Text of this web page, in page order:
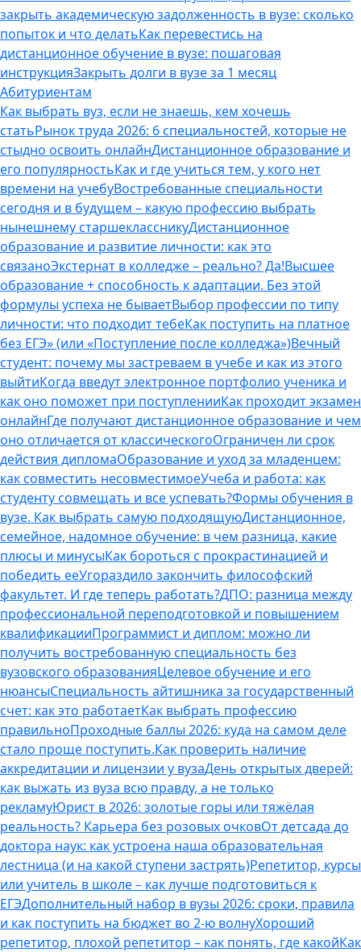
закрыть академическую задолженность в вузе: сколько
попыток и что делатьКак перевестись на
дистанционное обучение в вузе: пошаговая
инструкцияЗакрыть долги в вузе за 1 месяц
Абитуриентам
Как выбрать вуз, если не знаешь, кем хочешь
статьРынок труда 2026: 6 специальностей, которые не
стыдно освоить онлайнДистанционное образование и
его популярностьКак и где учиться тем, у кого нет
времени на учебуВостребованные специальности
сегодня и в будущем – какую профессию выбрать
нынешнему старшеклассникуДистанционное
образование и развитие личности: как это
связаноЭкстернат в колледже – реально? Да!Высшее
образование + способность к адаптации. Без этой
формулы успеха не бываетВыбор профессии по типу
личности: что подходит тебеКак поступить на платное
без ЕГЭ» (или «Поступление после колледжа»)Вечный
студент: почему мы застреваем в учебе и как из этого
выйтиКогда введут электронное портфолио ученика и
как оно поможет при поступленииКак проходит экзамен
онлайнГде получают дистанционное образование и чем
оно отличается от классическогоОграничен ли срок
действия дипломаОбразование и уход за младенцем:
как совместить несовместимоеУчеба и работа: как
студенту совмещать и все успевать?Формы обучения в
вузе. Как выбрать самую подходящуюДистанционное,
семейное, надомное обучение: в чем разница, какие
плюсы и минусыКак бороться с прокрастинацией и
победить ееУгораздило закончить философский
факультет. И где теперь работать?ДПО: разница между
профессиональной переподготовкой и повышением
квалификацииПрограммист и диплом: можно ли
получить востребованную специальность без
вузовского образованияЦелевое обучение и его
нюансыСпециальность айтишника за государственный
счет: как это работаетКак выбрать профессию
правильноПроходные баллы 2026: куда на самом деле
стало проще поступить.Как проверить наличие
аккредитации и лицензии у вузаДень открытых дверей:
как выжать из вуза всю правду, а не только
рекламуЮрист в 2026: золотые горы или тяжёлая
реальность? Карьера без розовых очковОт детсада до
доктора наук: как устроена наша образовательная
лестница (и на какой ступени застрять)Репетитор, курсы
или учитель в школе – как лучше подготовиться к
ЕГЭДополнительный набор в вузы 2026: сроки, правила
и как поступить на бюджет во 2‑ю волнуХороший
репетитор, плохой репетитор – как понять, где какойКак